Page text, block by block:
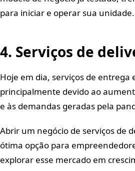
para iniciar e operar sua unidade.
4. Serviços de
Hoje em dia, serviços de entrega
principalmente devido ao
e às demandas geradas pela
Abrir um negócio de serviços de
ótima opção para
explorar esse mercado em